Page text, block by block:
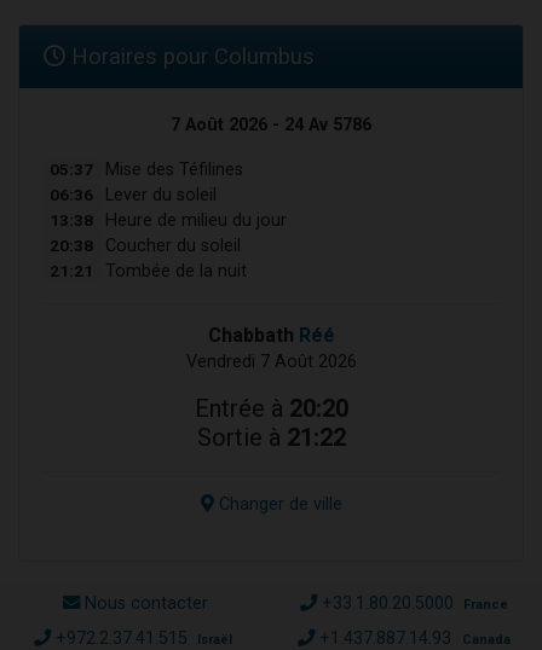
Horaires pour Columbus
7 Août 2026 - 24 Av 5786
05:37 Mise des Téfilines
06:36 Lever du soleil
13:38 Heure de milieu du jour
20:38 Coucher du soleil
21:21 Tombée de la nuit
Chabbath Réé
Vendredi 7 Août 2026
Entrée à 20:20
Sortie à 21:22
Changer de ville
Nous contacter +33.1.80.20.5000 France
+972.2.37.41.515 Israël +1.437.887.14.93 Canada